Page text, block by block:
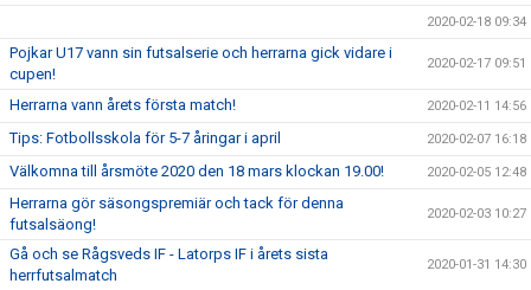
2020-02-18 09:34
Pojkar U17 vann sin futsalserie och herrarna gick vidare i
cupen!
2020-02-17 09:51
Herrarna vann årets första match! 2020-02-11 14:56
Tips: Fotbollsskola för 5-7 åringar i april 2020-02-07 16:18
Välkomna till årsmöte 2020 den 18 mars klockan 19.00! 2020-02-05 12:48
Herrarna gör säsongspremiär och tack för denna
futsalsäong!
2020-02-03 10:27
Gå och se Rågsveds IF - Latorps IF i årets sista
herrfutsalmatch
2020-01-31 14:30